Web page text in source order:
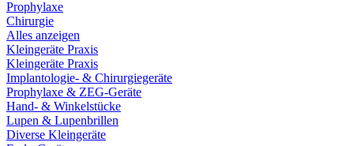
Prophylaxe
Chirurgie
Alles anzeigen
Kleingeräte Praxis
Kleingeräte Praxis
Implantologie- & Chirurgiegeräte
Prophylaxe & ZEG-Geräte
Hand- & Winkelstücke
Lupen & Lupenbrillen
Diverse Kleingeräte